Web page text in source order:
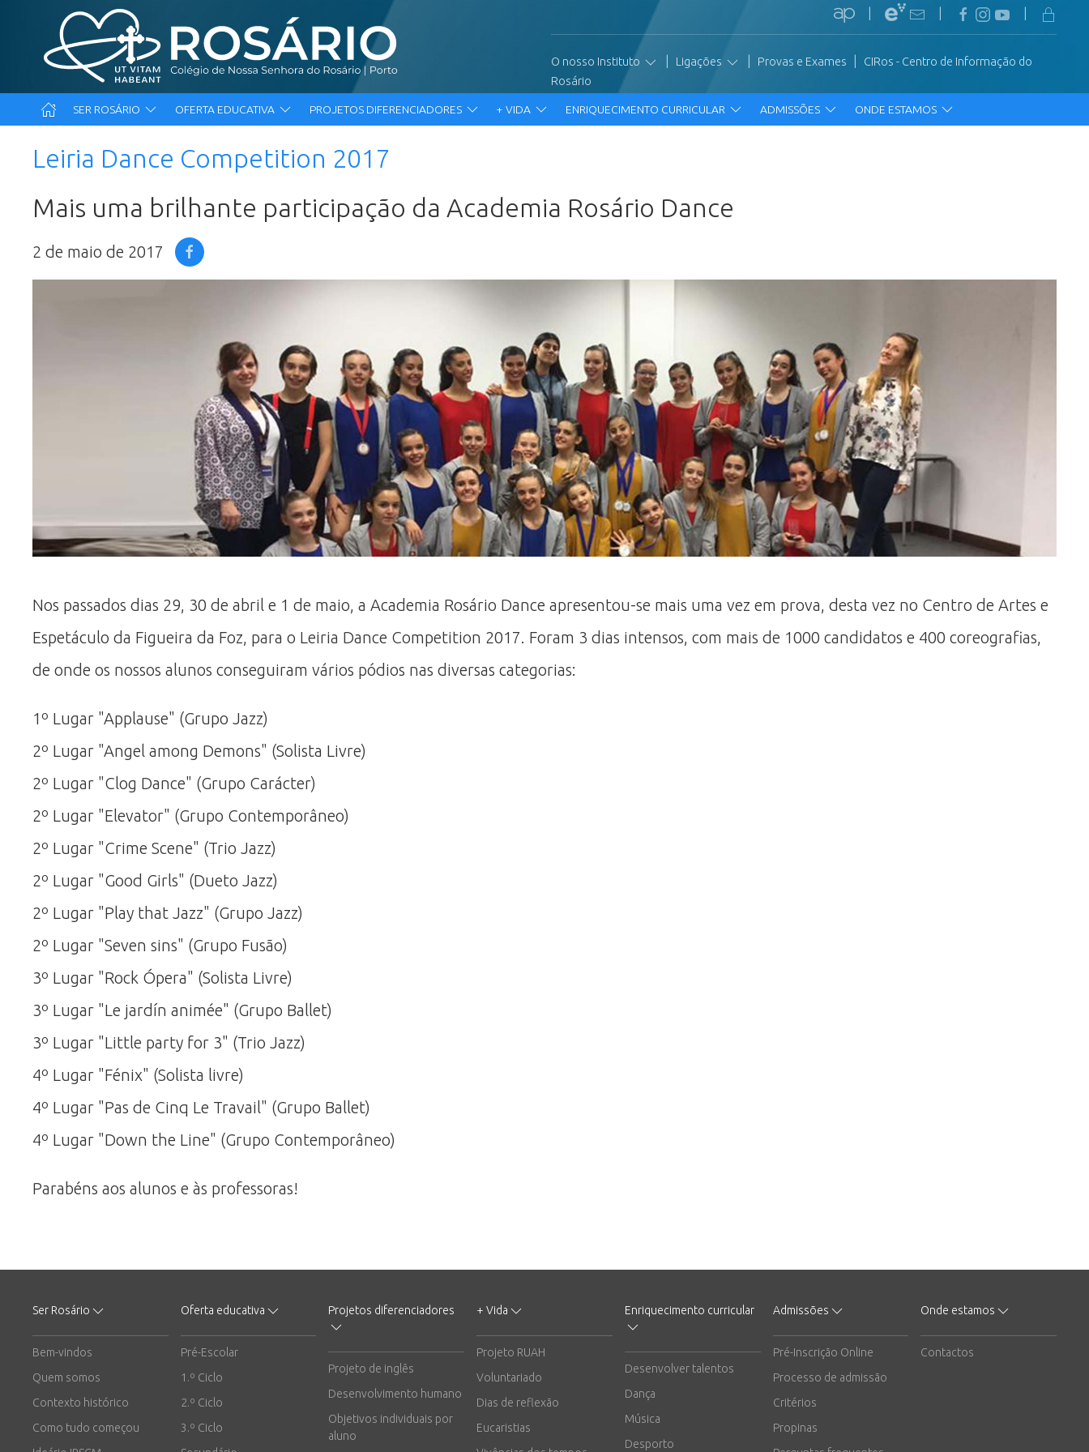
O nosso Instituto Ligações Provas e Exames
CIRos - Centro de Informação do
Rosário
SER ROSÁRIO OFERTA EDUCATIVA PROJETOS DIFERENCIADORES + VIDA ENRIQUECIMENTO CURRICULAR ADMISSÕES ONDE ESTAMOS
Leiria Dance Competition 2017
Mais uma brilhante participação da Academia Rosário Dance
2 de maio de 2017
Nos passados dias 29, 30 de abril e 1 de maio, a Academia Rosário Dance apresentou-se mais uma vez em prova, desta vez no Centro de Artes e
Espetáculo da Figueira da Foz, para o Leiria Dance Competition 2017. Foram 3 dias intensos, com mais de 1000 candidatos e 400 coreografias,
de onde os nossos alunos conseguiram vários pódios nas diversas categorias:
1º Lugar "Applause" (Grupo Jazz)
2º Lugar "Angel among Demons" (Solista Livre)
2º Lugar "Clog Dance" (Grupo Carácter)
2º Lugar "Elevator" (Grupo Contemporâneo)
2º Lugar "Crime Scene" (Trio Jazz)
2º Lugar "Good Girls" (Dueto Jazz)
2º Lugar "Play that Jazz" (Grupo Jazz)
2º Lugar "Seven sins" (Grupo Fusão)
3º Lugar "Rock Ópera" (Solista Livre)
3º Lugar "Le jardín animée" (Grupo Ballet)
3º Lugar "Little party for 3" (Trio Jazz)
4º Lugar "Fénix" (Solista livre)
4º Lugar "Pas de Cinq Le Travail" (Grupo Ballet)
4º Lugar "Down the Line" (Grupo Contemporâneo)
Parabéns aos alunos e às professoras!
Ser Rosário
Bem-vindos
Quem somos
Contexto histórico
Como tudo começou
Oferta educativa
Pré-Escolar
1.º Ciclo
2.º Ciclo
3.º Ciclo
Projetos diferenciadores
Projeto de inglês
Desenvolvimento humano
Objetivos individuais por
aluno
+ Vida
Projeto RUAH
Voluntariado
Dias de reflexão
Eucaristias
Enriquecimento curricular
Desenvolver talentos
Dança
Música
Desporto
Admissões
Pré-Inscrição Online
Processo de admissão
Critérios
Propinas
Onde estamos
Contactos